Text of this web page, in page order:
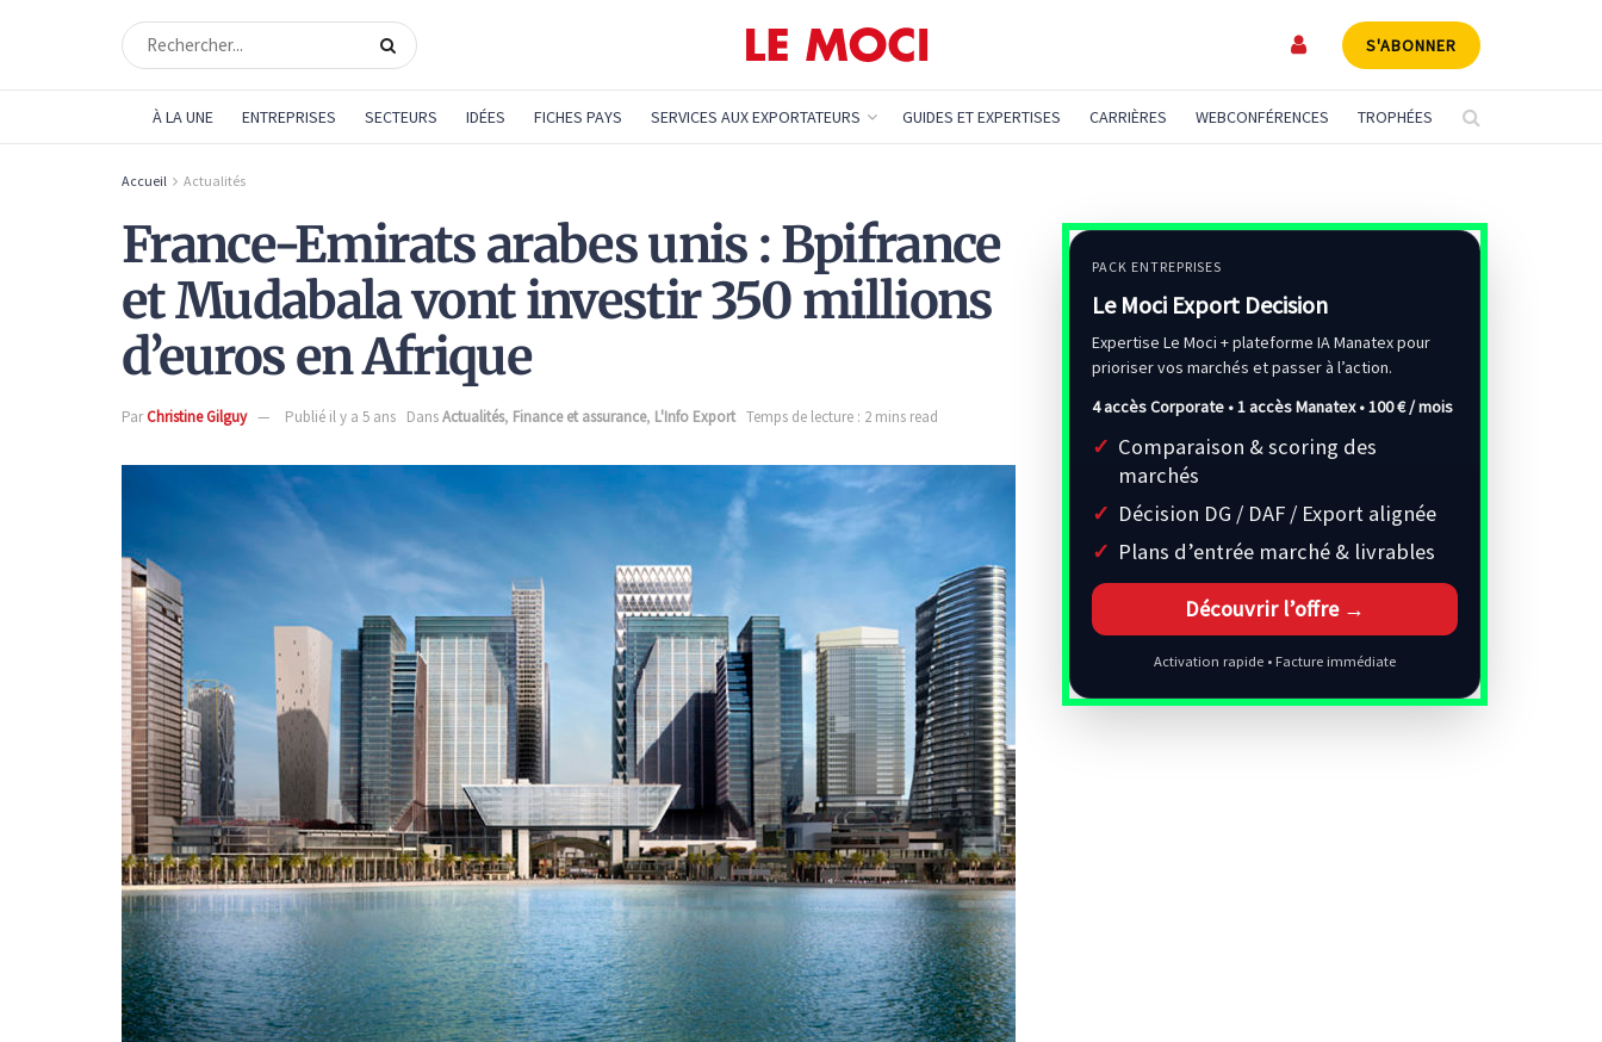
S'ABONNER
À LA UNE ENTREPRISES SECTEURS IDÉES FICHES PAYS SERVICES AUX EXPORTATEURS GUIDES ET EXPERTISES CARRIÈRES WEBCONFÉRENCES TROPHÉES
Accueil Actualités
France-Emirats arabes unis : Bpifrance
et Mudabala vont investir 350 millions
d’euros en Afrique
ParChristine Gilguy Publié il y a 5 ans DansActualités, Finance et assurance, L'Info Export Temps de lecture : 2 mins read
PACK ENTREPRISES
Le Moci Export Decision
Expertise Le Moci + plateforme IA Manatex pour
prioriser vos marchés et passer à l’action.
4 accès Corporate • 1 accès Manatex •100 € / mois
Comparaison & scoring des
marchés
Décision DG / DAF / Export alignée
Plans d’entrée marché & livrables
Découvrir l’offre →
Activation rapide • Facture immédiate